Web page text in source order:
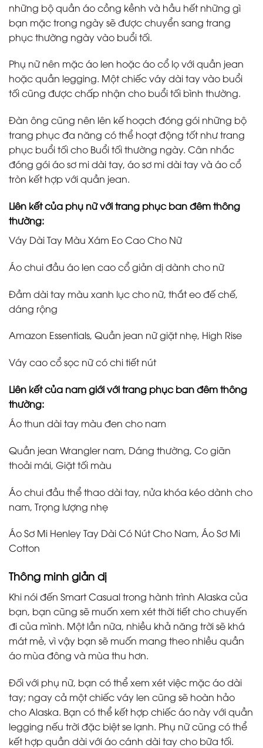
những bộ quần áo cồng kềnh và hầu hết những gì
bạn mặc trong ngày sẽ được chuyển sang trang
phục thường ngày vào buổi tối.
Phụ nữ nên mặc áo len hoặc áo cổ lọ với quần jean
hoặc quần legging. Một chiếc váy dài tay vào buổi
tối cũng được chấp nhận cho buổi tối bình thường.
Đàn ông cũng nên lên kế hoạch đóng gói những bộ
trang phục đa năng có thể hoạt động tốt như trang
phục buổi tối cho Buổi tối thường ngày. Cân nhắc
đóng gói áo sơ mi dài tay, áo sơ mi dài tay và áo cổ
tròn kết hợp với quần jean.
Liên kết của phụ nữ với trang phục ban đêm thông
thường:
Váy Dài Tay Màu Xám Eo Cao Cho Nữ
Áo chui đầu áo len cao cổ giản dị dành cho nữ
Đầm dài tay màu xanh lục cho nữ, thắt eo đế chế,
dáng rộng
Amazon Essentials, Quần jean nữ giặt nhẹ, High Rise
Váy cao cổ sọc nữ có chi tiết nút
Liên kết của nam giới với trang phục ban đêm thông
thường:
Áo thun dài tay màu đen cho nam
Quần jean Wrangler nam, Dáng thường, Co giãn
thoải mái, Giặt tối màu
Áo chui đầu thể thao dài tay, nửa khóa kéo dành cho
nam, Trọng lượng nhẹ
Áo Sơ Mi Henley Tay Dài Có Nút Cho Nam, Áo Sơ Mi
Cotton
Thông minh giản dị
Khi nói đến Smart Casual trong hành trình Alaska của
bạn, bạn cũng sẽ muốn xem xét thời tiết cho chuyến
đi của mình. Một lần nữa, nhiều khả năng trời sẽ khá
mát mẻ, vì vậy bạn sẽ muốn mang theo nhiều quần
áo mùa đông và mùa thu hơn.
Đối với phụ nữ, bạn có thể xem xét việc mặc áo dài
tay; ngay cả một chiếc váy len cũng sẽ hoàn hảo
cho Alaska. Bạn có thể kết hợp chiếc áo này với quần
legging nếu trời đặc biệt se lạnh. Phụ nữ cũng có thể
kết hợp quần dài với áo cánh dài tay cho bữa tối.